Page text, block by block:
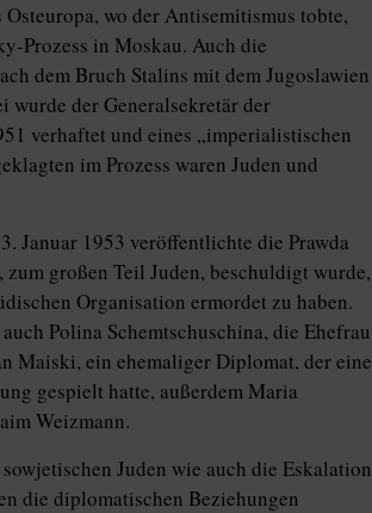
wo der Antisemitismus tobte,
Prozess in Moskau. Auch die
dem Bruch Stalins mit dem Jugoslawien
wurde der Generalsekretär der
verhaftet und eines „imperialistischen
im Prozess waren Juden und
Januar 1953 veröffentlichte die Prawda
großen Teil Juden, beschuldigt wurde,
Organisation ermordet zu haben.
Polina Schemtschuschina, die Ehefrau
Maiski, ein ehemaliger Diplomat, der eine
gespielt hatte, außerdem Maria
Weizmann.
Juden wie auch die Eskalation
die diplomatischen Beziehungen